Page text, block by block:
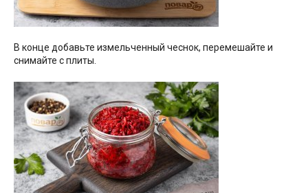
В конце добавьте измельченный чеснок, перемешайте и
снимайте с плиты.